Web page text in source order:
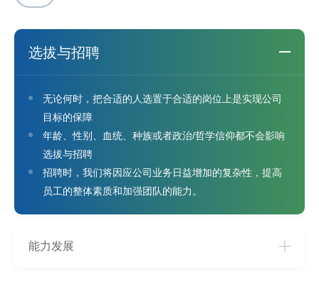
选拔与招聘
无论何时，把合适的人选置于合适的岗位上是实现公司
目标的保障
年龄、性别、血统、种族或者政治/哲学信仰都不会影响
选拔与招聘
招聘时，我们将因应公司业务日益增加的复杂性，提高
员工的整体素质和加强团队的能力。
能力发展